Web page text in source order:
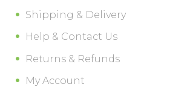
Shipping & Delivery
Help & Contact Us
Returns & Refunds
My Account